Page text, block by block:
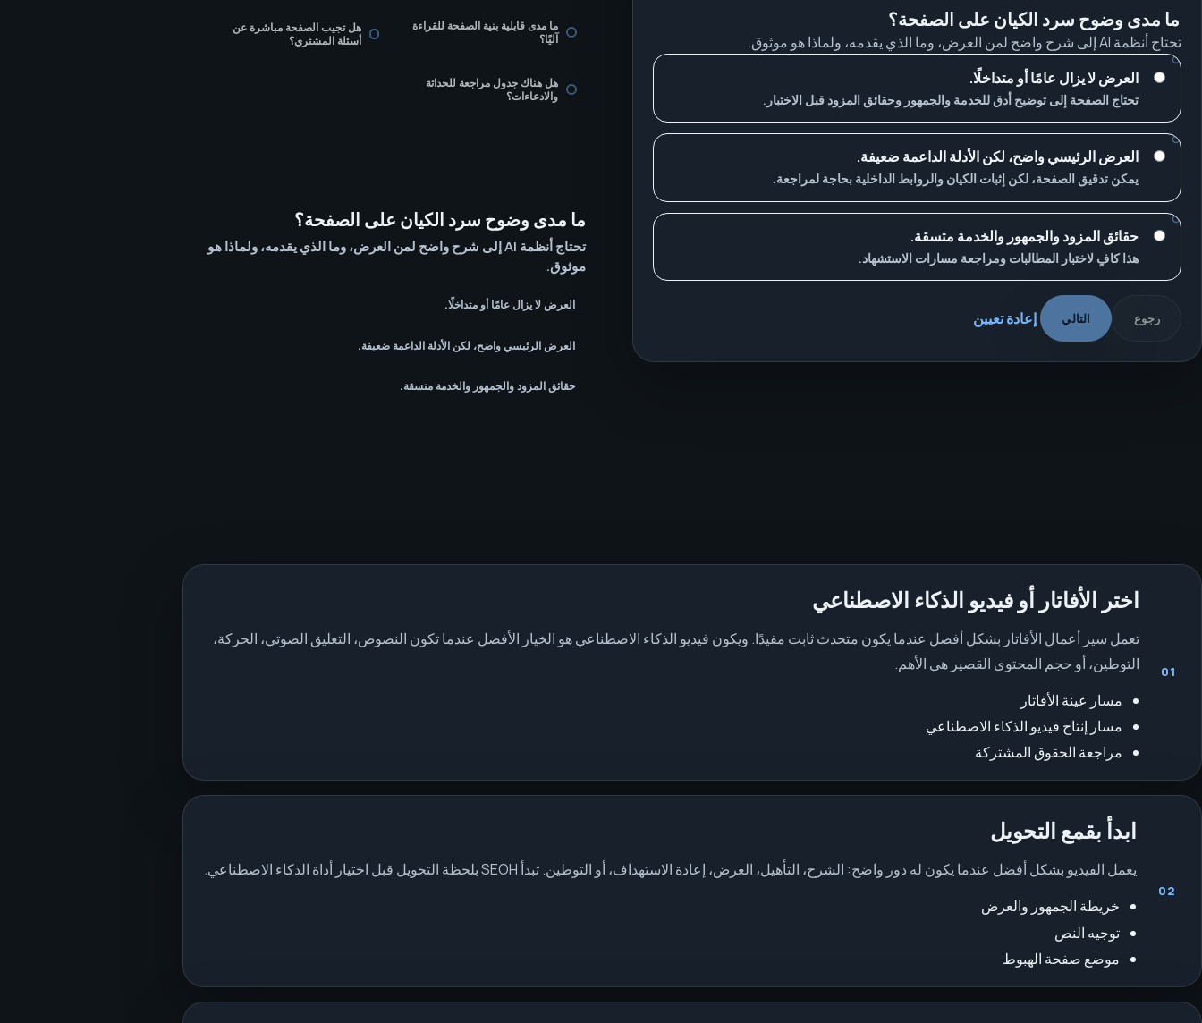
ما مدى وضوح سرد الكيان على الصفحة؟
تحتاج أنظمة AI إلى شرح واضح لمن العرض، وما الذي يقدمه، ولماذا هو موثوق.
العرض لا يزال عامًا أو متداخلًا.
تحتاج الصفحة إلى توضيح أدق للخدمة والجمهور وحقائق المزود قبل الاختبار.
العرض الرئيسي واضح، لكن الأدلة الداعمة ضعيفة.
يمكن تدقيق الصفحة، لكن إثبات الكيان والروابط الداخلية بحاجة لمراجعة.
حقائق المزود والجمهور والخدمة متسقة.
هذا كافٍ لاختبار المطالبات ومراجعة مسارات الاستشهاد.
رجوع التالي إعادة تعيين
ما مدى قابلية بنية الصفحة للقراءة
آليًا؟
هل تجيب الصفحة مباشرة عن
أسئلة المشتري؟
هل هناك جدول مراجعة للحداثة
والادعاءات؟
ما مدى وضوح سرد الكيان على الصفحة؟
تحتاج أنظمة AI إلى شرح واضح لمن العرض، وما الذي يقدمه، ولماذا هو
موثوق.
العرض لا يزال عامًا أو متداخلًا.
العرض الرئيسي واضح، لكن الأدلة الداعمة ضعيفة.
حقائق المزود والجمهور والخدمة متسقة.
01
اختر الأفاتار أو فيديو الذكاء الاصطناعي
تعمل سير أعمال الأفاتار بشكل أفضل عندما يكون متحدث ثابت مفيدًا. ويكون فيديو الذكاء الاصطناعي هو الخيار الأفضل عندما تكون النصوص، التعليق الصوتي، الحركة،
التوطين، أو حجم المحتوى القصير هي الأهم.
مسار عينة الأفاتار
مسار إنتاج فيديو الذكاء الاصطناعي
مراجعة الحقوق المشتركة
02
ابدأ بقمع التحويل
يعمل الفيديو بشكل أفضل عندما يكون له دور واضح: الشرح، التأهيل، العرض، إعادة الاستهداف، أو التوطين. تبدأ SEOH بلحظة التحويل قبل اختيار أداة الذكاء الاصطناعي.
خريطة الجمهور والعرض
توجيه النص
موضع صفحة الهبوط